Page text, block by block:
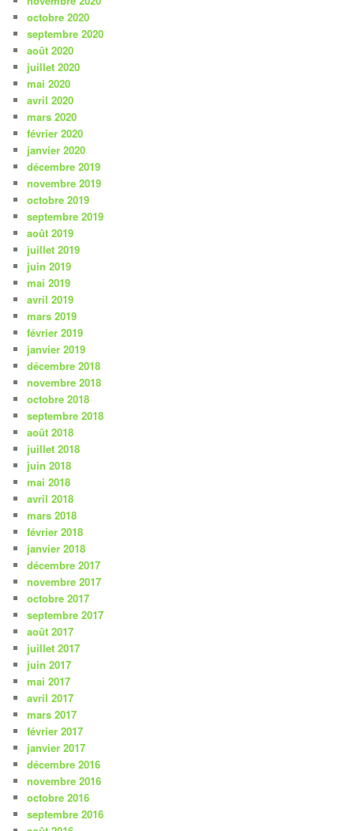
octobre 2020
septembre 2020
août 2020
juillet 2020
mai 2020
avril 2020
mars 2020
février 2020
janvier 2020
décembre 2019
novembre 2019
octobre 2019
septembre 2019
août 2019
juillet 2019
juin 2019
mai 2019
avril 2019
mars 2019
février 2019
janvier 2019
décembre 2018
novembre 2018
octobre 2018
septembre 2018
août 2018
juillet 2018
juin 2018
mai 2018
avril 2018
mars 2018
février 2018
janvier 2018
décembre 2017
novembre 2017
octobre 2017
septembre 2017
août 2017
juillet 2017
juin 2017
mai 2017
avril 2017
mars 2017
février 2017
janvier 2017
décembre 2016
novembre 2016
octobre 2016
septembre 2016